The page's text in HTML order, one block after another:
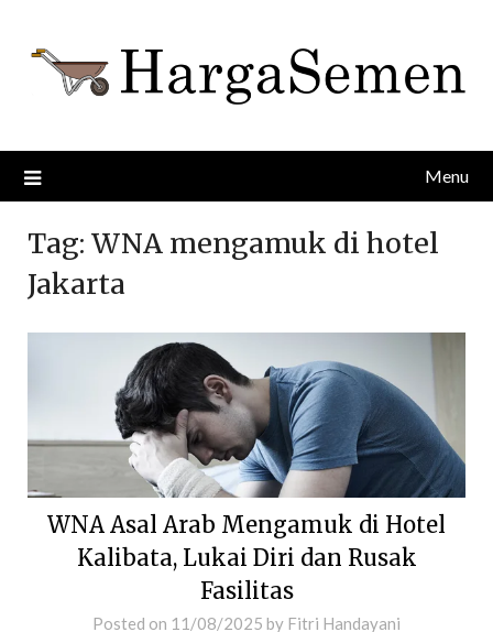
content
Menu
Tag: WNA mengamuk di hotel
Jakarta
WNA Asal Arab Mengamuk di Hotel
Kalibata, Lukai Diri dan Rusak
Fasilitas
Posted on 11/08/2025 by Fitri Handayani